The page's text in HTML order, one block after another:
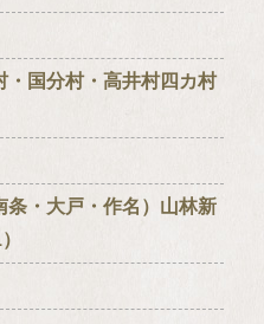
国分村・高井村四カ村
・大戸・作名）山林新